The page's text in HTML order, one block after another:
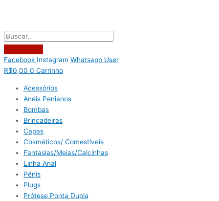
Facebook Instagram Whatsapp User
R$0,00 0 Carrinho
Acessórios
Anéis Penianos
Bombas
Brincadeiras
Capas
Cosméticos/ Comestíveis
Fantasias/Meias/Calcinhas
Linha Anal
Pênis
Plugs
Prótese Ponta Dupla